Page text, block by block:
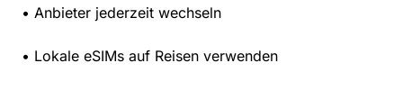
• Anbieter jederzeit wechseln
• Lokale eSIMs auf Reisen verwenden